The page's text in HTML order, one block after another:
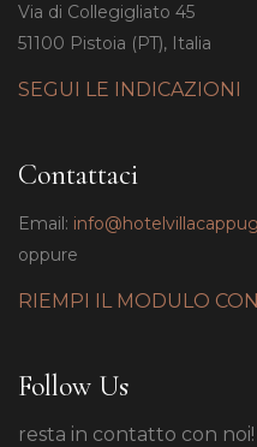
Via di Collegigliato 45
51100 Pistoia (PT), Italia
SEGUI LE INDICAZIONI
Contattaci
Email:
oppure
RIEMPI IL MODULO
Follow Us
resta in contatto con noi!